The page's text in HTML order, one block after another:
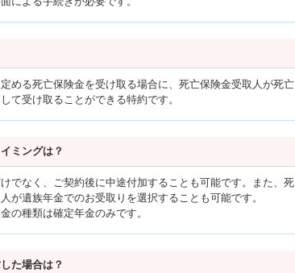
める死亡保険金を受け取る場合に、死亡保険金受取人が死亡
て受け取ることができる特約です。
ミングは？
でなく、ご契約後に中途付加することも可能です。また、死
が遺族年金でのお受取りを選択することも可能です。
の種類は確定年金のみです。
た場合は？